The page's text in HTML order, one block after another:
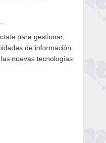
para gestionar,
de información
nuevas tecnologías